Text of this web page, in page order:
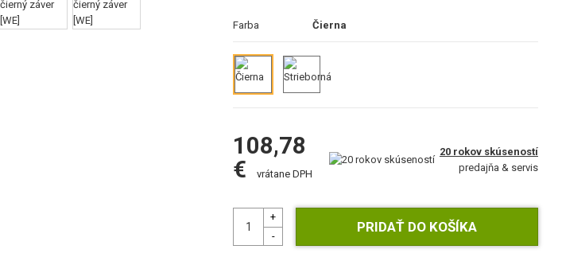
Farba Čierna
108,78
€
vrátane DPH
20 rokov skúseností
predajňa & servis